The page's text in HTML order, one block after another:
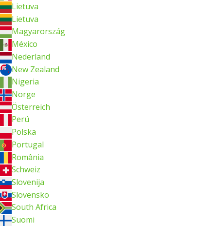
Lietuva
Lietuva
Magyarország
México
Nederland
New Zealand
Nigeria
Norge
Österreich
Perú
Polska
Portugal
România
Schweiz
Slovenija
Slovensko
South Africa
Suomi